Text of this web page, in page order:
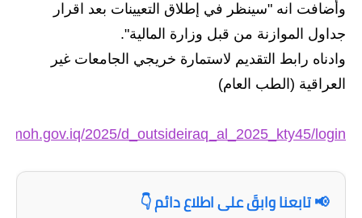
المرحلة الابتدائية
المرحلة المتوسطة
اسئلة وزارية
المرحلة الابتدائية
المرحلة المتوسطة
وأضافت انه "سينظر في إطلاق التعيينات بعد اقرار
جداول الموازنة من قبل وزارة المالية".
وادناه رابط التقديم لاستمارة خريجي الجامعات غير
العراقية (الطب العام)
2025/d_outsideiraq_al_2025_kty45/login
📢 تابعنا وابقَ على اطلاع دائم 👇